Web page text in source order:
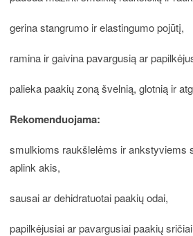
gerina stangrumo ir elastingumo pojūtį,
ramina ir gaivina pavargusią ar
palieka paakių zoną švelnią, glotnią ir
Rekomenduojama:
smulkioms raukšlelėms ir ankstyviems
aplink akis,
sausai ar dehidratuotai paakių odai,
papilkėjusiai ar pavargusiai paakių